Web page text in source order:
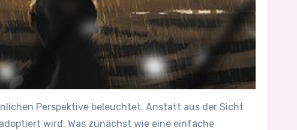
Perspektive beleuchtet. Anstatt aus der Sicht
wird. Was zunächst wie eine einfache